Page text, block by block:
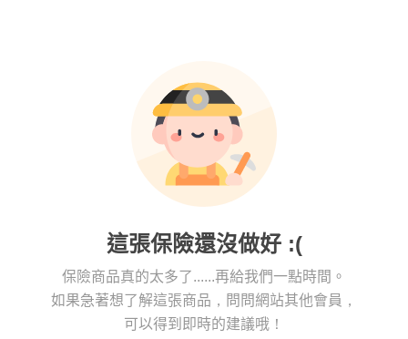
這張保險還沒做好 :(
保險商品真的太多了......再給我們一點時間。
如果急著想了解這張商品，問問網站其他會員，
可以得到即時的建議哦！